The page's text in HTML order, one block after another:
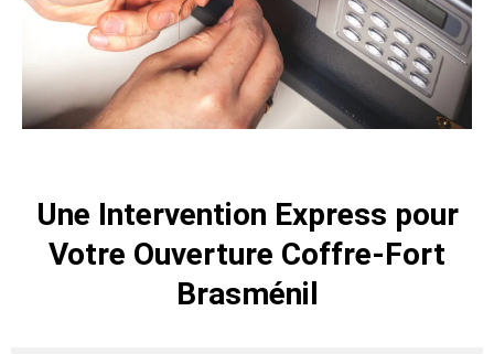
Une Intervention Express pour
Votre Ouverture Coffre-Fort
Brasménil